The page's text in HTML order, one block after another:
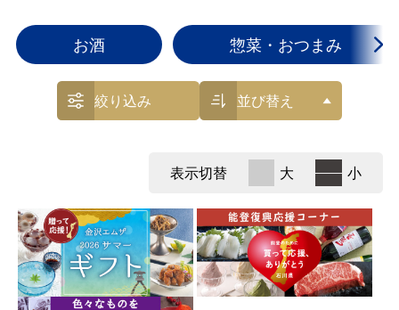
お酒 惣菜・おつまみ
絞り込み 並び替え
表示切替 大 小